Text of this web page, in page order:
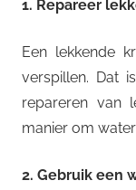
1. Repareer
Een lekkende
verspillen. Dat
repareren van
manier om
2. Gebruik een